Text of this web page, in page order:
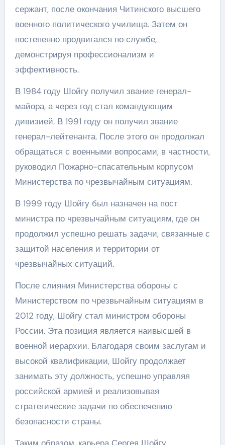
сержант, после окончания Читинского высшего
военного политического училища. Затем он
постепенно продвигался по службе,
демонстрируя профессионализм и
эффективность.
В 1984 году Шойгу получил звание генерал-
майора, а через год стал командующим
дивизией. В 1991 году он получил звание
генерал-лейтенанта. После этого он продолжал
обращаться с военными вопросами, в частности,
руководил Пожарно-спасательным корпусом
Министерства по чрезвычайным ситуациям.
В 1999 году Шойгу был назначен на пост
министра по чрезвычайным ситуациям, где он
продолжил успешно решать задачи, связанные с
защитой населения и территории от
чрезвычайных ситуаций.
После слияния Министерства обороны с
Министерством по чрезвычайным ситуациям в
2012 году, Шойгу стал министром обороны
России. Эта позиция является наивысшей в
военной иерархии. Благодаря своим заслугам и
высокой квалификации, Шойгу продолжает
занимать эту должность, успешно управляя
российской армией и реализовывая
стратегические задачи по обеспечению
безопасности страны.